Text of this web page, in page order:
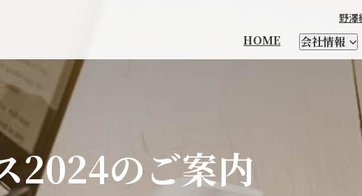
HOME 会社情報
会社情報 社長メッセージ 野澤
食品輸入販売
チーズ 輸入
こだわりの日本製品輸出
輸出品一覧
衣料繊維加工製造
衣料繊維加工製造 自社
酪農トータル支援
優良遺伝子資源 凍結精液・
受精卵
酪農
馬の輸送・家畜生体と
関連資材の輸入
牛・
家畜
野澤北海道農場 テク
食品NEWS CHEESE FM
採用情報 会社を知る 人を
野澤
2024のご案内